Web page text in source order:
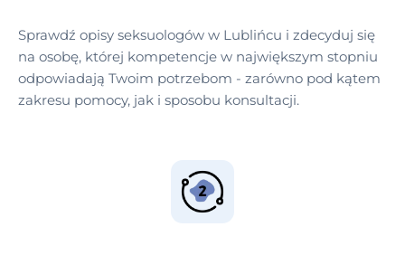
Sprawdź opisy seksuologów w Lublińcu i zdecyduj się
na osobę, której kompetencje w największym stopniu
odpowiadają Twoim potrzebom - zarówno pod kątem
zakresu pomocy, jak i sposobu konsultacji.